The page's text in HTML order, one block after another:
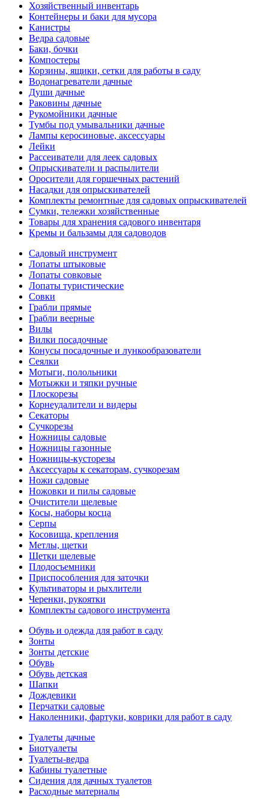
Хозяйственный инвентарь
Контейнеры и баки для мусора
Канистры
Ведра садовые
Баки, бочки
Компостеры
Корзины, ящики, сетки для работы в саду
Водонагреватели дачные
Души дачные
Раковины дачные
Рукомойники дачные
Тумбы под умывальники дачные
Лампы керосиновые, аксессуары
Лейки
Рассеиватели для леек садовых
Опрыскиватели и распылители
Оросители для горшечных растений
Насадки для опрыскивателей
Комплекты ремонтные для садовых опрыскивателей
Сумки, тележки хозяйственные
Товары для хранения садового инвентаря
Кремы и бальзамы для садоводов
Садовый инструмент
Лопаты штыковые
Лопаты совковые
Лопаты туристические
Совки
Грабли прямые
Грабли веерные
Вилы
Вилки посадочные
Конусы посадочные и лункообразователи
Сеялки
Мотыги, полольники
Мотыжки и тяпки ручные
Плоскорезы
Корнеудалители и видеры
Секаторы
Сучкорезы
Ножницы садовые
Ножницы газонные
Ножницы-кусторезы
Аксессуары к секаторам, сучкорезам
Ножи садовые
Ножовки и пилы садовые
Очистители щелевые
Косы, наборы косца
Серпы
Косовища, крепления
Метлы, щетки
Щетки щелевые
Плодосъемники
Приспособления для заточки
Культиваторы и рыхлители
Черенки, рукоятки
Комплекты садового инструмента
Обувь и одежда для работ в саду
Зонты
Зонты детские
Обувь
Обувь детская
Шапки
Дождевики
Перчатки садовые
Наколенники, фартуки, коврики для работ в саду
Туалеты дачные
Биотуалеты
Туалеты-ведра
Кабины туалетные
Сидения для дачных туалетов
Расходные материалы